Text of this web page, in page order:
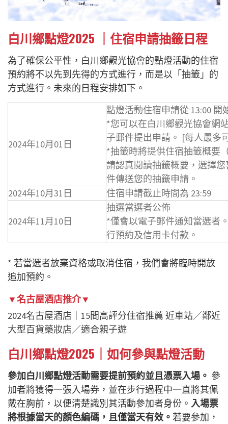
白川鄉點燈2025 ｜住宿申請抽籤日程
為了確保公平性，白川鄉觀光協會的點燈活動的住宿
預約將不以先到先得的方式進行，而是以「抽籤」的
方式進行。未來的日程安排如下。
2024年10月01日
點燈活動住宿申請從 13:00
*您可以在白川鄉觀光協會網
子郵件提出申請。 [每人最多
*抽籤時將提供住宿抽籤概要
請認真閱讀抽籤概要，選擇
件傳送您的抽籤申請。
2024年10月31日
住宿申請截止時間為 23:59
2024年11月10日
抽選當選者公佈
*僅會以電子郵件通知當選者
行預約及信用卡付款。
* 若當選者放棄資格或取消住宿，我們會將臨時開放
追加預約。
▼名古屋酒店推介▼
2024名古屋酒店｜15間高評分住宿推薦 近車站／鄰近
大型百貨藥妝店／適合親子遊
白川鄉點燈2025｜ 如何參與點燈活動
參加白川鄉點燈活動需要提前預約並且憑票入場。 參
加者將獲得一張入場券，並在步行過程中一直將其佩
戴在胸前，以便清楚識別其活動參加者身份。 入場票
將根據當天的顏色編碼，且僅當天有效。 若要參加，